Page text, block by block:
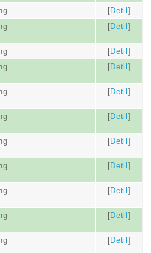
[Detil ]
[Detil ]
[Detil ]
[Detil ]
[Detil ]
[Detil ]
[Detil ]
[Detil ]
[Detil ]
[Detil ]
[Detil ]